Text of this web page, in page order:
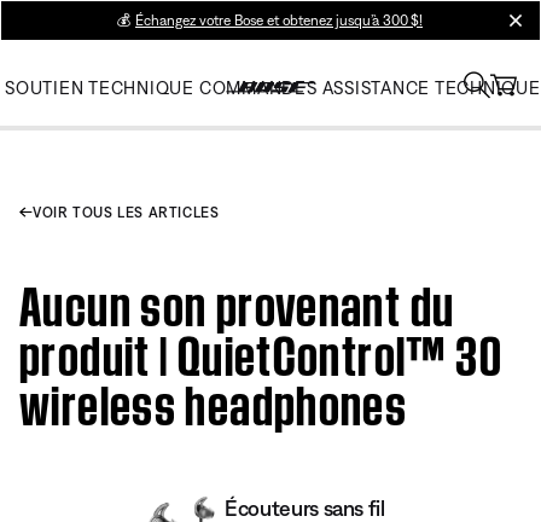
💰 Échangez votre Bose et obtenez jusqu’à 300 $!
SOUTIEN TECHNIQUE COMMANDES ASSISTANCE TECHNIQUE
VOIR TOUS LES ARTICLES
Aucun son provenant du
produit | QuietControl™ 30
wireless headphones
Écouteurs sans fil